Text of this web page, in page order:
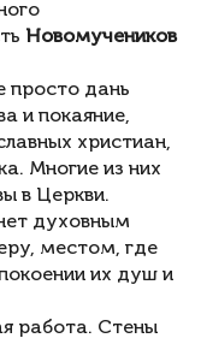
Новомучеников
просто дань
и покаяние,
христиан,
Многие из них
в Церкви.
духовным
местом, где
их душ и
работа. Стены